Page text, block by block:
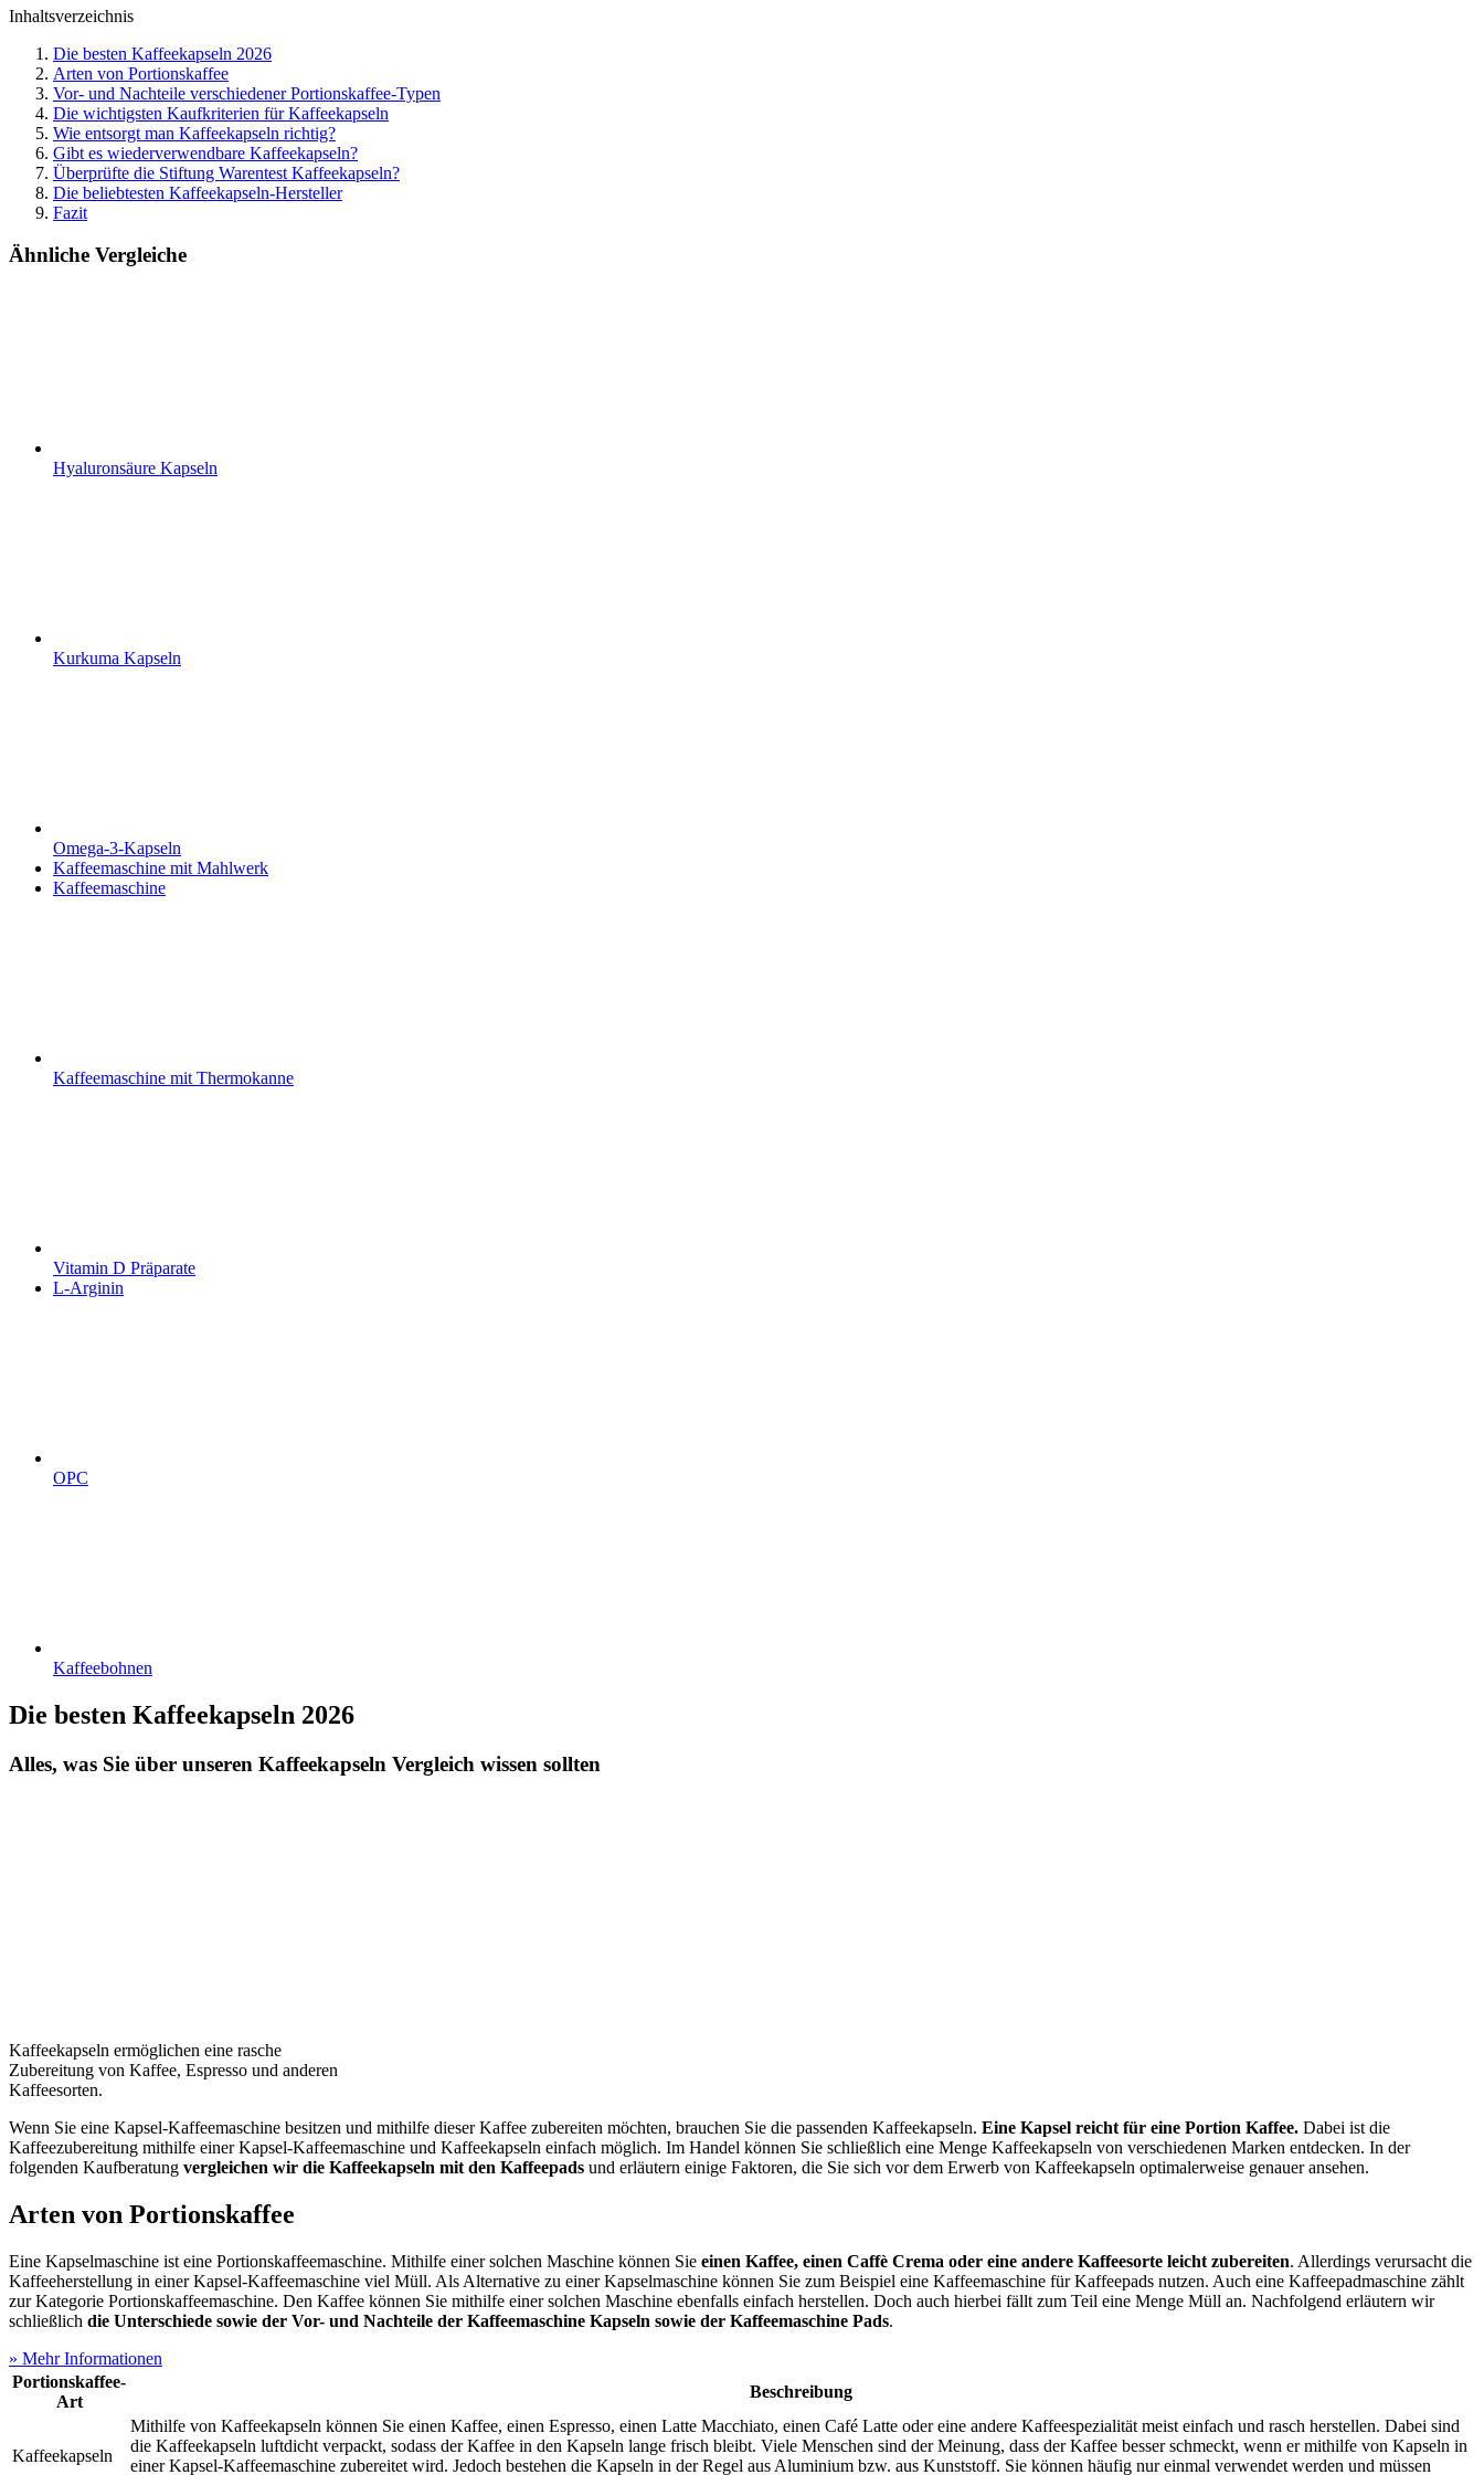
Inhaltsverzeichnis
Die besten Kaffeekapseln 2026
Arten von Portionskaffee
Vor- und Nachteile verschiedener Portionskaffee-Typen
Die wichtigsten Kaufkriterien für Kaffeekapseln
Wie entsorgt man Kaffeekapseln richtig?
Gibt es wiederverwendbare Kaffeekapseln?
Überprüfte die Stiftung Warentest Kaffeekapseln?
Die beliebtesten Kaffeekapseln-Hersteller
Fazit
Ähnliche Vergleiche
Hyaluronsäure Kapseln
Kurkuma Kapseln
Omega-3-Kapseln
Kaffeemaschine mit Mahlwerk
Kaffeemaschine
Kaffeemaschine mit Thermokanne
Vitamin D Präparate
L-Arginin
OPC
Kaffeebohnen
Die besten Kaffeekapseln 2026
Alles, was Sie über unseren Kaffeekapseln Vergleich wissen sollten
Kaffeekapseln ermöglichen eine rasche
Zubereitung von Kaffee, Espresso und anderen
Kaffeesorten.
Wenn Sie eine Kapsel-Kaffeemaschine besitzen und mithilfe dieser Kaffee zubereiten möchten, brauchen Sie die passenden Kaffeekapseln. Eine Kapsel reicht für eine Portion Kaffee. Dabei ist die
Kaffeezubereitung mithilfe einer Kapsel-Kaffeemaschine und Kaffeekapseln einfach möglich. Im Handel können Sie schließlich eine Menge Kaffeekapseln von verschiedenen Marken entdecken. In der
folgenden Kaufberatung vergleichen wir die Kaffeekapseln mit den Kaffeepads und erläutern einige Faktoren, die Sie sich vor dem Erwerb von Kaffeekapseln optimalerweise genauer ansehen.
Arten von Portionskaffee
Eine Kapselmaschine ist eine Portionskaffeemaschine. Mithilfe einer solchen Maschine können Sie einen Kaffee, einen Caffè Crema oder eine andere Kaffeesorte leicht zubereiten. Allerdings verursacht die
Kaffeeherstellung in einer Kapsel-Kaffeemaschine viel Müll. Als Alternative zu einer Kapselmaschine können Sie zum Beispiel eine Kaffeemaschine für Kaffeepads nutzen. Auch eine Kaffeepadmaschine zählt
zur Kategorie Portionskaffeemaschine. Den Kaffee können Sie mithilfe einer solchen Maschine ebenfalls einfach herstellen. Doch auch hierbei fällt zum Teil eine Menge Müll an. Nachfolgend erläutern wir
schließlich die Unterschiede sowie der Vor- und Nachteile der Kaffeemaschine Kapseln sowie der Kaffeemaschine Pads.
» Mehr Informationen
Portionskaffee-
Art
Beschreibung
Kaffeekapseln
Mithilfe von Kaffeekapseln können Sie einen Kaffee, einen Espresso, einen Latte Macchiato, einen Café Latte oder eine andere Kaffeespezialität meist einfach und rasch herstellen. Dabei sind
die Kaffeekapseln luftdicht verpackt, sodass der Kaffee in den Kapseln lange frisch bleibt. Viele Menschen sind der Meinung, dass der Kaffee besser schmeckt, wenn er mithilfe von Kapseln in
einer Kapsel-Kaffeemaschine zubereitet wird. Jedoch bestehen die Kapseln in der Regel aus Aluminium bzw. aus Kunststoff. Sie können häufig nur einmal verwendet werden und müssen